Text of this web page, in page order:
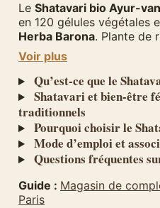
Le Shatavari bio Ayur-
en 120 gélules végétales
Herba Barona. Plante de
pour le bien-être féminin,
les femmes à chaque
Voir plus
Qu’est-ce que le
Shatavari et bien-être
traditionnels
Pourquoi choisir le
Mode d’emploi et
Questions fréquentes
Guide : Magasin de
Paris